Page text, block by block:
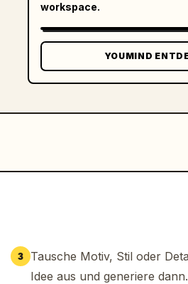
workspace.
YOUMIND
3
Tausche Motiv, Stil oder
Idee aus und generiere dann.